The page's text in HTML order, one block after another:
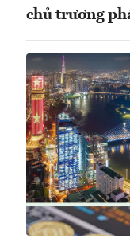
chủ trương